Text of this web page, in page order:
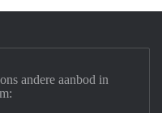
andere aanbod in